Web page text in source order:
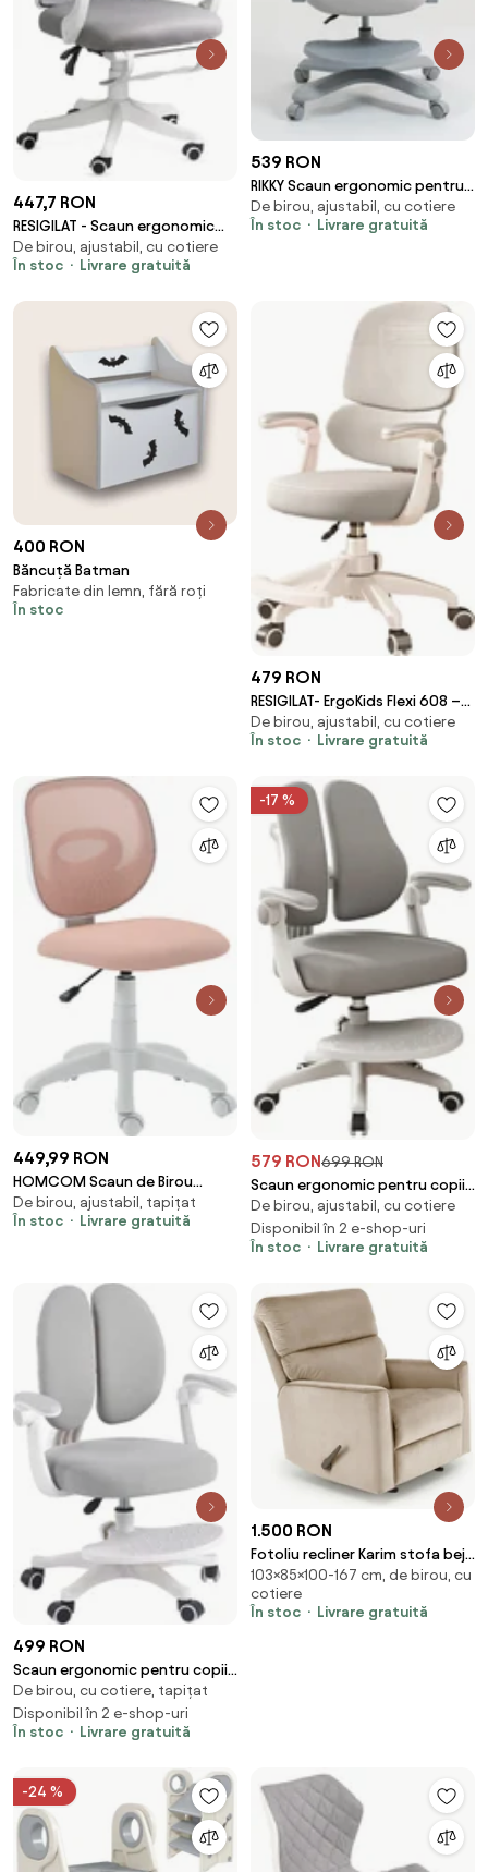
447,7 RON
RESIGILAT - Scaun ergonomic
OFF 829 gri
De birou, ajustabil, cu cotiere
În stoc
Livrare gratuită
539 RON
RIKKY Scaun ergonomic pentru
copii, spatar si suport lombar
reglabile, huse detasabile,
De birou, ajustabil, cu cotiere
În stoc
Livrare gratuită
400 RON
Băncuță Batman
Fabricate din lemn, fără roți
În stoc
479 RON
RESIGILAT- ErgoKids Flexi 608 –
Scaun Ergonomic pentru Copii
Reglabil, Spatar Dublu cu
Rabatabile, Suport pentru
Picioare, Alb/Gri
De birou, ajustabil, cu cotiere
În stoc
Livrare gratuită
449,99 RON
HOMCOM Scaun de Birou
Ergonomic Rotativ din Material
Tip Plasă Respirabil Fără Brațe,
De birou, ajustabil, tapițat
În stoc
Livrare gratuită
-17 %
579 RON699 RON
Scaun ergonomic pentru copii,
spatar reglabil inaltime si
adancime, suport picioare
reglabil, rotativ, Gri
De birou, ajustabil, cu cotiere
Disponibil în 2 e-shop-uri
În stoc
Livrare gratuită
499 RON
Scaun ergonomic pentru copii,
spatar reglabil, suport picioare
reglabil, rotativ, Gri
De birou, cu cotiere, tapițat
Disponibil în 2 e-shop-uri
În stoc
Livrare gratuită
1.500 RON
Fotoliu recliner Karim stofa bej
H103 cm
103×85×100-167 cm, de birou, cu
cotiere
În stoc
Livrare gratuită
-24 %